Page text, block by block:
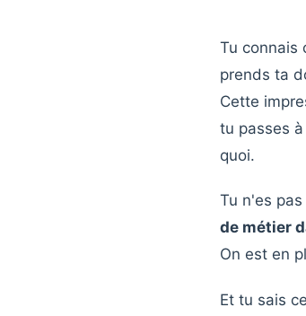
Tu connais
prends ta
Cette
tu passes
quoi.
Tu n'es
de métier
On est en
Et tu sais